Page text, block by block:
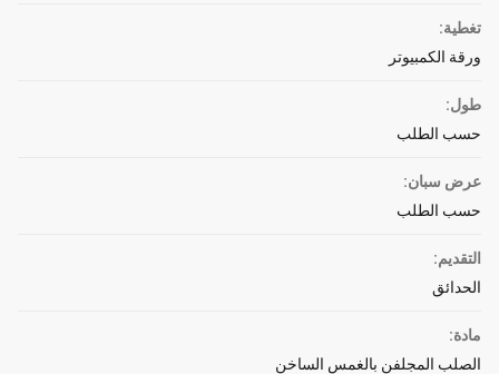
تغطية:
ورقة الكمبيوتر
طول:
حسب الطلب
عرض سبان:
حسب الطلب
التقديم:
الحدائق
مادة:
الصلب المجلفن بالغمس الساخن